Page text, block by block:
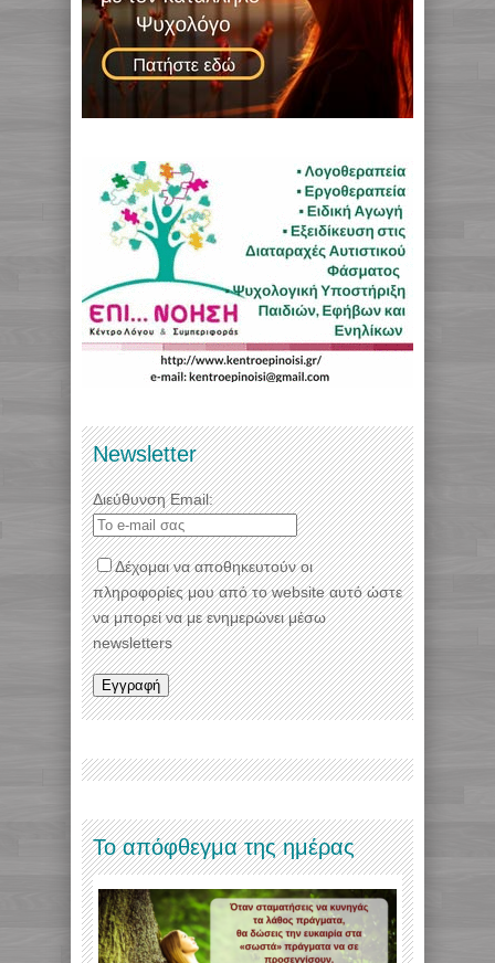
Newsletter
Διεύθυνση Email:
Δέχομαι να αποθηκευτούν οι
πληροφορίες μου από το website αυτό ώστε
να μπορεί να με ενημερώνει μέσω
newsletters
Το απόφθεγμα της ημέρας